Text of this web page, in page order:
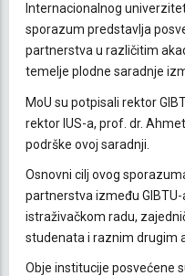
Internacionalnog
sporazum predstavlja
partnerstva u različitim
temelje plodne saradnje
MoU su potpisali rektor
rektor IUS-a, prof. dr.
podrške ovoj saradnji.
Osnovni cilj ovog
partnerstva između GIBTU-
istraživačkom radu,
studenata i raznim drugim
Obje institucije posvećene